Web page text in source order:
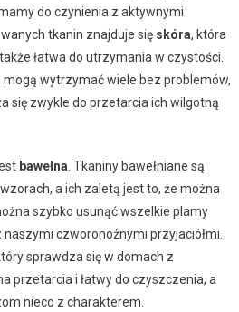
do czynienia z aktywnymi
tkanin znajduje się skóra, która
łatwa do utrzymania w czystości.
wytrzymać wiele bez problemów,
się zwykle do przetarcia ich wilgotną
bawełna . Tkaniny bawełniane są
a ich zaletą jest to, że można
szybko usunąć wszelkie plamy
czworonożnymi przyjaciółmi.
sprawdza się w domach z
przetarcia i łatwy do czyszczenia, a
nieco z charakterem.